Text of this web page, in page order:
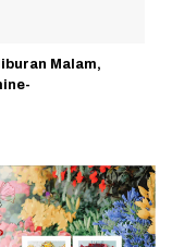
Malam,